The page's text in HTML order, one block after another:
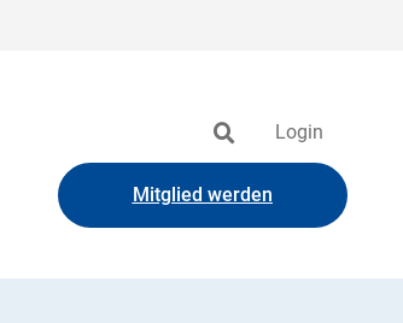
Login
Mitglied werden